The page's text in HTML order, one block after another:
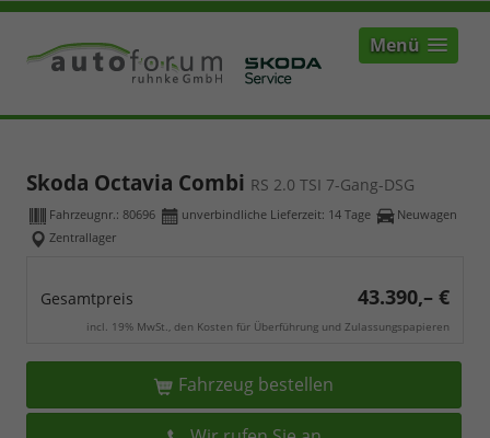
Menü
Skoda Octavia Combi RS 2.0 TSI 7-Gang-DSG
Fahrzeugnr.: 80696 unverbindliche Lieferzeit: 14 Tage
Neuwagen
Zentrallager
Gesamtpreis 43.390,– €
incl. 19% MwSt., den Kosten für Überführung und Zulassungspapieren
Fahrzeug bestellen